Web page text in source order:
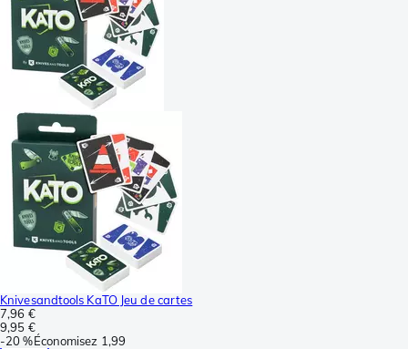
Knivesandtools KaTO Jeu de cartes
7,96 €
9,95 €
-20 %Économisez 1,99